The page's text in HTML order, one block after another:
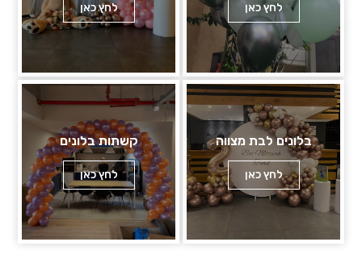
לחץ כאן לחץ כאן
בלונים לבת מצווה
לחץ כאן
קשתות בלונים
לחץ כאן